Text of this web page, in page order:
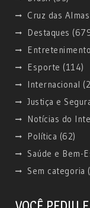
Cruz das Almas
Destaques
Entretenimento
Esporte (114)
Internacional
Justiça e
Notícias do
Política (62)
Saúde e Bem-
Sem categoria